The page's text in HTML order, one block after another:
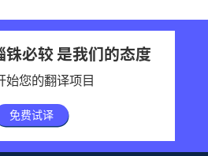
铢必较 是我们的态度
始您的翻译项目
免费试译